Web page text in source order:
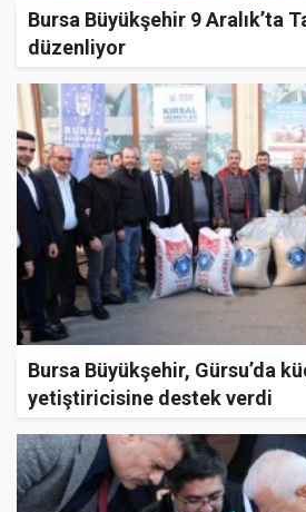
Bursa Büyükşehir 9 Aralık’ta
düzenliyor
Bursa Büyükşehir, Gürsu’da
yetiştiricisine destek verdi